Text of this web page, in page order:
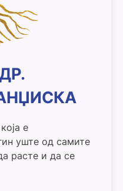
е
уште од самите
расте и да се